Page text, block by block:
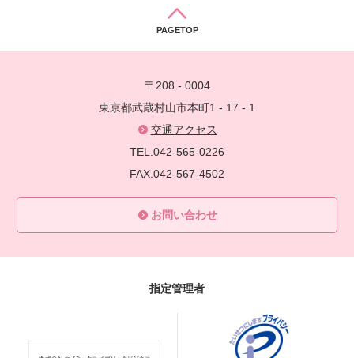
PAGETOP
〒208 - 0004
東京都武蔵村山市本町1 - 17 - 1
交通アクセス
TEL.042-565-0226
FAX.042-567-4502
お問い合わせ
指定管理者